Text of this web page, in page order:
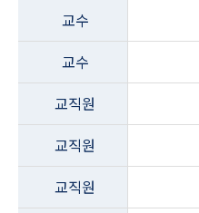
교수
교수
교직원
교직원
교직원